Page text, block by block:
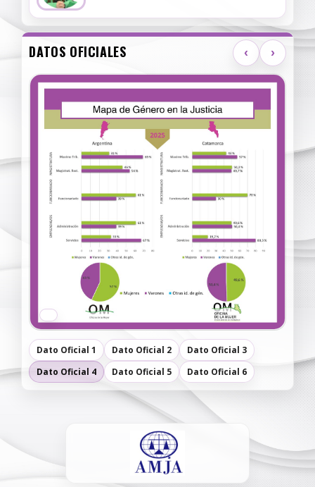
DATOS OFICIALES ‹ ›
Dato Oficial 1 Dato Oficial 2
Dato Oficial 3
Dato Oficial 4
Dato Oficial 5 Dato Oficial 6